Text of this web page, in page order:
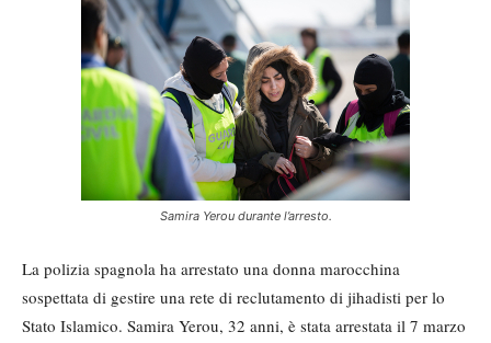
Samira Yerou durante l’arresto.
La polizia spagnola ha arrestato una donna marocchina
sospettata di gestire una rete di reclutamento di jihadisti per lo
Stato Islamico. Samira Yerou, 32 anni, è stata arrestata il 7 marzo